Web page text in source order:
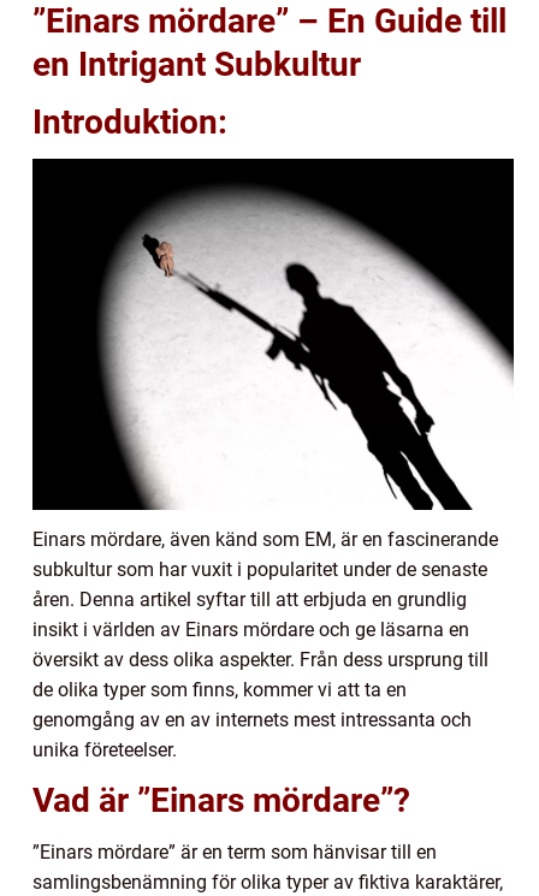
”Einars mördare” – En Guide till
en Intrigant Subkultur
Introduktion:
Einars mördare, även känd som EM, är en fascinerande
subkultur som har vuxit i popularitet under de senaste
åren. Denna artikel syftar till att erbjuda en grundlig
insikt i världen av Einars mördare och ge läsarna en
översikt av dess olika aspekter. Från dess ursprung till
de olika typer som finns, kommer vi att ta en
genomgång av en av internets mest intressanta och
unika företeelser.
Vad är ”Einars mördare”?
”Einars mördare” är en term som hänvisar till en
samlingsbenämning för olika typer av fiktiva karaktärer,